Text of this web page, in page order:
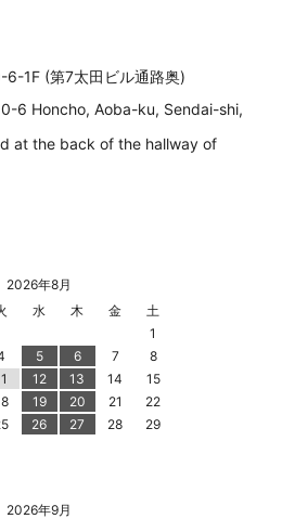
6-1F (第7太田ビル通路奥)
6 Honcho, Aoba-ku, Sendai-shi,
at the back of the hallway of
2026年8月
水 木 金
土
1
5 6 7
8
12 13 14
15
19 20 21
22
26 27 28
29
2026年9月